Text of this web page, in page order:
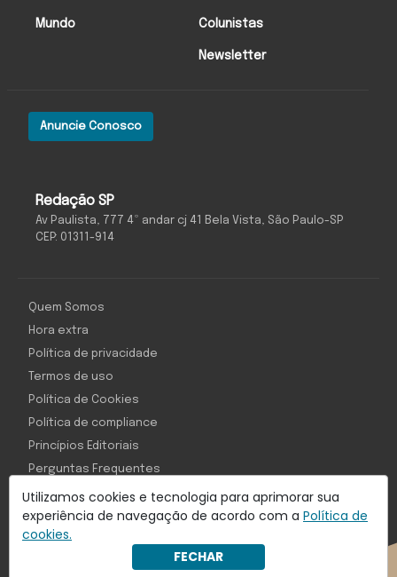
Utilizamos cookies e tecnologia para aprimorar sua
experiência de navegação de acordo com a Política de
cookies.
FECHAR
Redação SP
Av Paulista, 777 4º andar cj 41 Bela Vista, São Paulo-SP
CEP: 01311-914
Anuncie Conosco
Mundo Colunistas
Newsletter
Com inteligência e tecnologia:
Object1ve - Marketing Solution
Quem Somos
Hora extra
Política de privacidade
Termos de uso
Política de Cookies
Política de compliance
Princípios Editoriais
Perguntas Frequentes